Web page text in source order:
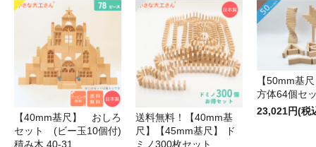
【40mm基尺】 おしろ
セット (ビー玉10個付)
積み木 40-31
送料無料！【40mm基
尺】【45mm基尺】 ド
ミノ300枚セット
【50mm基
方体64個セ
23,021円(税